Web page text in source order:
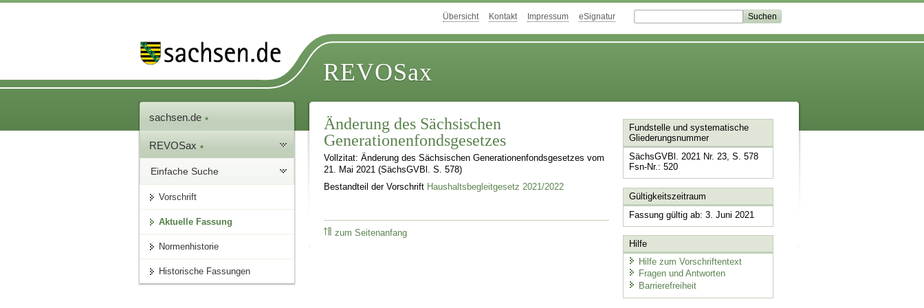
Übersicht Kontakt Impressum eSignatur
REVOSax
sachsen.de
REVOSax
Einfache Suche
Vorschrift
Aktuelle Fassung
Normenhistorie
Historische Fassungen
Änderung des Sächsischen
Generationenfondsgesetzes
Vollzitat: Änderung des Sächsischen Generationenfondsgesetzes vom
21. Mai 2021 (SächsGVBl. S. 578)
Bestandteil der Vorschrift Haushaltsbegleitgesetz 2021/2022
zum Seitenanfang
Fundstelle und systematische
Gliederungsnummer
SächsGVBl. 2021 Nr. 23, S. 578
Fsn-Nr.: 520
Gültigkeitszeitraum
Fassung gültig ab: 3. Juni 2021
Hilfe
Hilfe zum Vorschriftentext
Fragen und Antworten
Barrierefreiheit